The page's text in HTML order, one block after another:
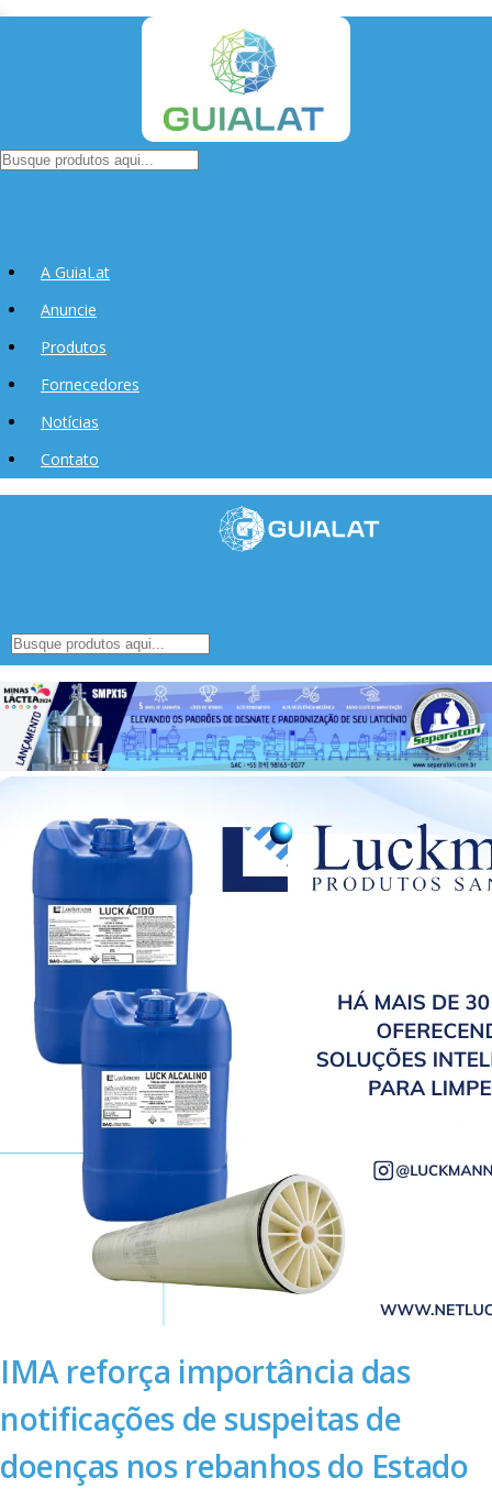
A GuiaLat
Anuncie
Produtos
Fornecedores
Notícias
Contato
IMA reforça importância das
notificações de suspeitas de
doenças nos rebanhos do Estado